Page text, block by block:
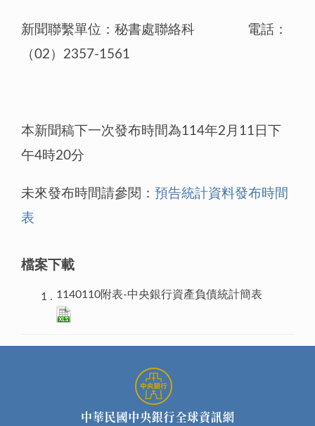
新聞聯繫單位：秘書處聯絡科 電話：
（02）2357-1561
本新聞稿下一次發布時間為114年2月11日下
午4時20分
未來發布時間請參閱： 預告統計資料發布時間
表
檔案下載
1140110附表-中央銀行資產負債統計簡表